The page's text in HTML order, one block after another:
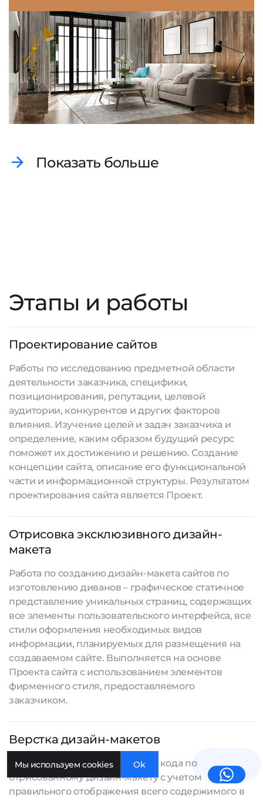
Показать больше
Этапы и работы
Проектирование сайтов
Работы по исследованию предметной области
деятельности заказчика, специфики,
позиционирования, репутации, целевой
аудитории, конкурентов и других факторов
влияния. Изучение целей и задач заказчика и
определение, каким образом будущий ресурс
поможет их достижению и решению. Создание
концепции сайта, описание его функциональной
части и информационной структуры. Результатом
проектирования сайта является Проект.
Отрисовка эксклюзивного дизайн-
макета
Работа по созданию дизайн-макета сайтов по
изготовлению диванов – графическое статичное
представление уникальных страниц, содержащих
все элементы пользовательского интерфейса, все
стили оформления необходимых видов
информации, планируемых для размещения на
создаваемом сайте. Выполняется на основе
Проекта сайта с использованием элементов
фирменного стиля, предоставляемого
заказчиком.
Верстка дизайн-макетов
Работа по созданию структуры кода по
отрисованному дизайн-макету с учетом
правильного отображения всего содержимого в
Мы используем cookies Ok